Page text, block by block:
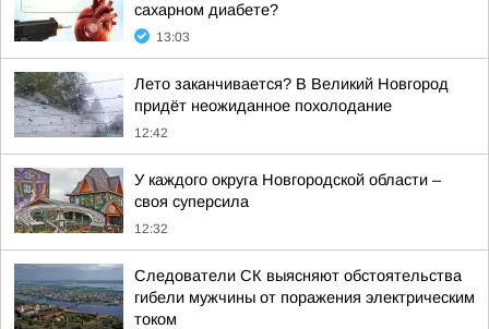
сахарном диабете?
13:03
Лето заканчивается? В Великий Новгород
придёт неожиданное похолодание
12:42
У каждого округа Новгородской области –
своя суперсила
12:32
Следователи СК выясняют обстоятельства
гибели мужчины от поражения электрическим
током